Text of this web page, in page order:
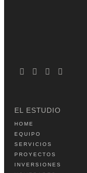
EL ESTUDIO
HOME
EQUIPO
SERVICIOS
PROYECTOS
INVERSIONES